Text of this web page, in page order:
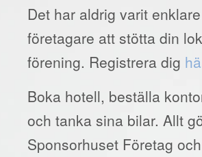
Det har aldrig varit
företagare att stötta din
förening. Registrera dig
Boka hotell, beställa
och tanka sina bilar. Allt
Sponsorhuset Företag